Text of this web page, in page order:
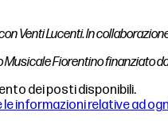
Venti Lucenti. In
Fiorentino finanziato
dei posti disponibili.
informazioni relative ad